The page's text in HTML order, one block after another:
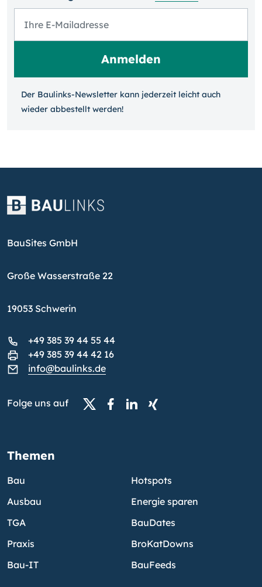
Der Baulinks-Newsletter kann jeder­zeit leicht auch
wieder ab­bestellt werden!
BauSites GmbH
Große Wasserstraße 22
19053 Schwerin
+49 385 39 44 55 44
+49 385 39 44 42 16
info@baulinks.de
Folge uns auf
Themen
Bau
Ausbau
TGA
Praxis
Bau-IT
Hotspots
Energie sparen
BauDates
BroKatDowns
BauFeeds